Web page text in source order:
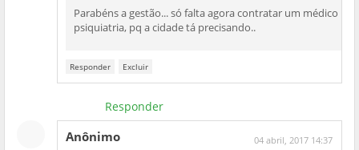
Parabéns a gestão... só falta agora contratar um médico
psiquiatria, pq a cidade tá precisando..
Responder Excluir
Responder
Anônimo 04 abril, 2017 14:37